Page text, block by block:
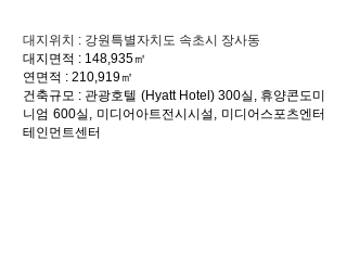
대지위치 : 강원특별자치도 속초시 장사동
대지면적 : 148,935㎡
연면적 : 210,919㎡
건축규모 : 관광호텔 (Hyatt Hotel) 300실, 휴양콘도미
니엄 600실, 미디어아트전시시설, 미디어스포츠엔터
테인먼트센터